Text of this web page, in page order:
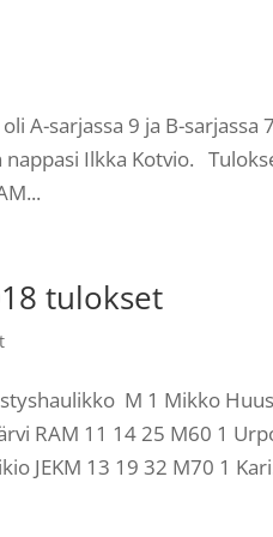
A-sarjassa 9 ja B-sarjassa
Ilkka Kotvio.
tulokset
M 1 Mikko
RAM 11 14 25 M60 1
JEKM 13 19 32 M70 1